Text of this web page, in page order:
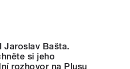
Jaroslav Bašta.
si jeho
rozhovor na Plusu